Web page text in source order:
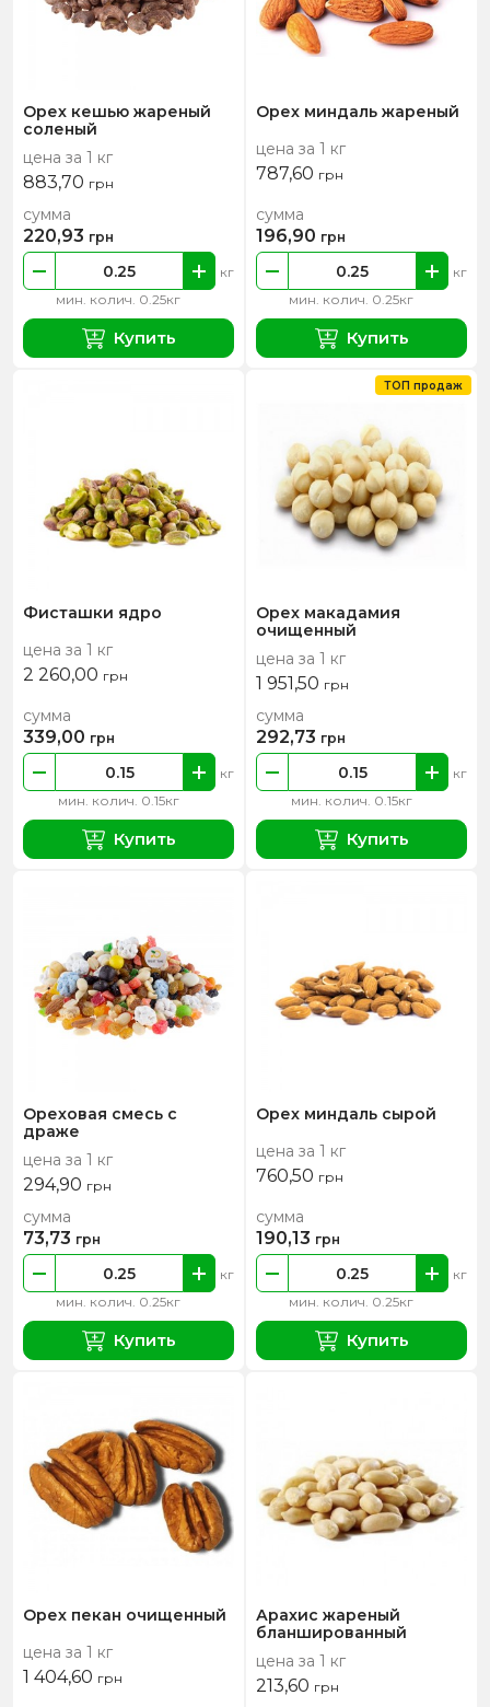
Орех кешью жареный
соленый
цена за 1 кг
883,70 грн
мин. колич. 0.25кг
кг
сумма
220,93 грн
Купить
Орех миндаль жареный
цена за 1 кг
787,60 грн
мин. колич. 0.25кг
кг
сумма
196,90 грн
Купить
Фисташки ядро
цена за 1 кг
2 260,00 грн
мин. колич. 0.15кг
кг
сумма
339,00 грн
Купить
Орех макадамия
очищенный
цена за 1 кг
1 951,50 грн
мин. колич. 0.15кг
кг
сумма
292,73 грн
Купить
ТОП продаж
Ореховая смесь с
драже
цена за 1 кг
294,90 грн
мин. колич. 0.25кг
кг
сумма
73,73 грн
Купить
Орех миндаль сырой
цена за 1 кг
760,50 грн
мин. колич. 0.25кг
кг
сумма
190,13 грн
Купить
Орех пекан очищенный
цена за 1 кг
1 404,60 грн
Арахис жареный
бланшированный
цена за 1 кг
213,60 грн